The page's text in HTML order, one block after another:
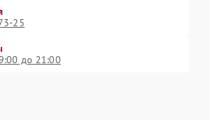
25
до 21:00